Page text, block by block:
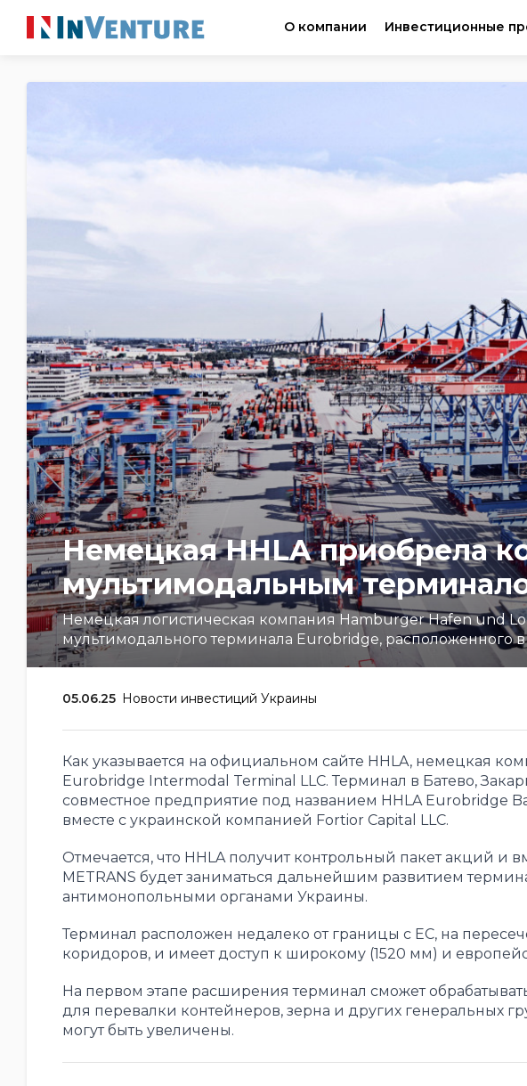
О компании Инвестиционные
Немецкая HHLA приобрела
мультимодальным
Немецкая логистическая компания Hamburger Hafen und
мультимодального терминала Eurobridge, расположенного в
05.06.25 Новости инвестиций Украины
Как указывается на официальном сайте HHLA, немецкая
Eurobridge Intermodal Terminal LLC. Терминал в Батево,
совместное предприятие под названием HHLA Eurobridge
вместе с украинской компанией Fortior Capital LLC.
Отмечается, что HHLA получит контрольный пакет акций и
METRANS будет заниматься дальнейшим развитием
антимонопольными органами Украины.
Терминал расположен недалеко от границы с ЕС, на
коридоров, и имеет доступ к широкому (1520 мм) и
На первом этапе расширения терминал сможет
для перевалки контейнеров, зерна и других генеральных
могут быть увеличены.